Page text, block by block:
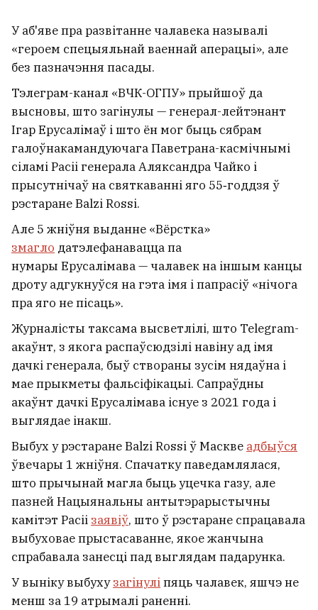
У аб'яве пра развітанне чалавека называлі
«героем спецыяльнай ваеннай аперацыі», але
без пазначэння пасады.
Тэлеграм-канал «ВЧК-ОГПУ» прыйшоў да
высновы, што загінулы — генерал-лейтэнант
Ігар Ерусалімаў і што ён мог быць сябрам
галоўнакамандуючага Паветрана-касмічнымі
сіламі Расіі генерала Аляксандра Чайко і
прысутнічаў на святкаванні яго 55‑годдзя ў
рэстаране Balzi Rossi.
Але 5 жніўня выданне «Вёрстка»
змагло датэлефанавацца па
нумары Ерусалімава — чалавек на іншым канцы
дроту адгукнуўся на гэта імя і папрасіў «нічога
пра яго не пісаць».
Журналісты таксама высветлілі, што Telegram-
акаўнт, з якога распаўсюдзілі навіну ад імя
дачкі генерала, быў створаны зусім нядаўна і
мае прыкметы фальсіфікацыі. Сапраўдны
акаўнт дачкі Ерусалімава існуе з 2021 года і
выглядае інакш.
Выбух у рэстаране Balzi Rossi ў Маскве адбыўся
ўвечары 1 жніўня. Спачатку паведамлялася,
што прычынай магла быць уцечка газу, але
пазней Нацыянальны антытэрарыстычны
камітэт Расіі заявіў, што ў рэстаране спрацавала
выбуховае прыстасаванне, якое жанчына
спрабавала занесці пад выглядам падарунка.
У выніку выбухузагінуліпяць чалавек, яшчэ не
менш за 19 атрымалі раненні.